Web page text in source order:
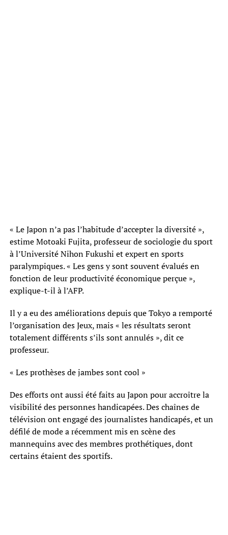
« Le Japon n’a pas l’habitude d’accepter la diversité »,
estime Motoaki Fujita, professeur de sociologie du sport
à l’Université Nihon Fukushi et expert en sports
paralympiques. « Les gens y sont souvent évalués en
fonction de leur productivité économique perçue »,
explique-t-il à l’AFP.
Il y a eu des améliorations depuis que Tokyo a remporté
l’organisation des Jeux, mais « les résultats seront
totalement différents s’ils sont annulés », dit ce
professeur.
« Les prothèses de jambes sont cool »
Des efforts ont aussi été faits au Japon pour accroître la
visibilité des personnes handicapées. Des chaînes de
télévision ont engagé des journalistes handicapés, et un
défilé de mode a récemment mis en scène des
mannequins avec des membres prothétiques, dont
certains étaient des sportifs.